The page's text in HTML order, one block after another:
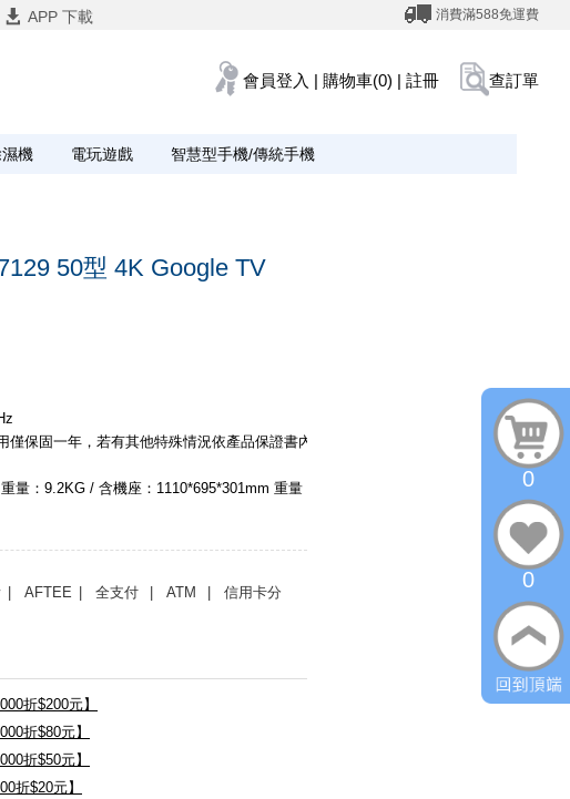
APP 下載 消費滿588免運費
會員登入 | 購物車(0) | 註冊 查訂單
濕機 電玩遊戲 智慧型手機/傳統手機
50型 4K Google TV
保固一年，若有其他特殊情況依產品保證書內容為主
量：9.2KG / 含機座：1110*695*301mm 重量：9.4KG
| AFTEE | 全支付 | ATM
| 信用卡分
折$200元】
折$80元】
折$50元】
折$20元】
0
0